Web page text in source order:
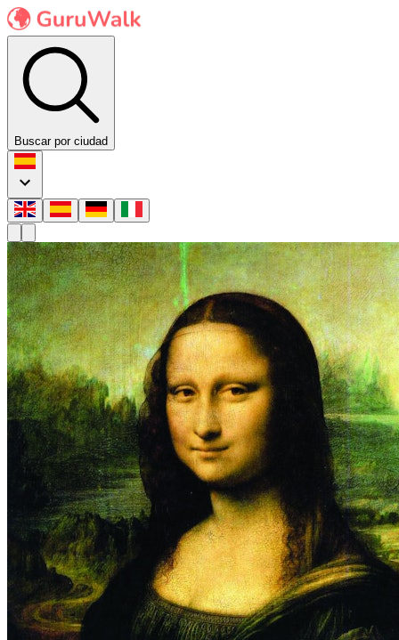
Buscar por ciudad